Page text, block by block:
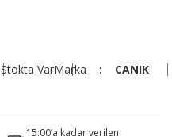
Stokta VarMarka
CANIK
15:00’a kadar verilen